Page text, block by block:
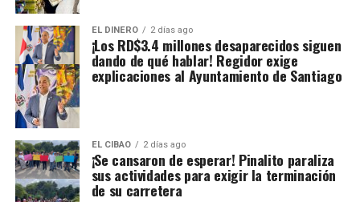
EL DINERO 2 días ago
¡Los RD$3.4 millones desaparecidos siguen
dando de qué hablar! Regidor exige
explicaciones al Ayuntamiento de Santiago
EL CIBAO 2 días ago
¡Se cansaron de esperar! Pinalito paraliza
sus actividades para exigir la terminación
de su carretera